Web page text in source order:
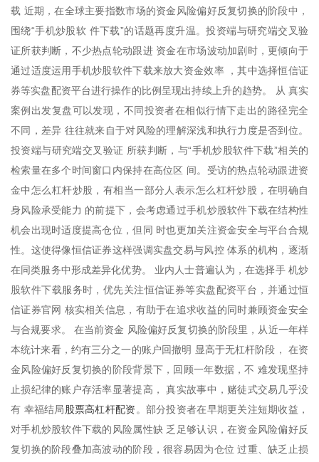
载 近期，在全球主要指数市场的资金风险偏好反复切换的阶段中，
围绕“手机炒股软 件下载”的话题再度升温。投资端与研究端交叉验
证所获判断，不少热点轮动跟进 资金在市场波动加剧时，更倾向于
通过适度运用手机炒股软件下载来放大资金效率 ，其中选择恒信证
券等实盘配资平台进行操作的比例呈现出持续上升的趋势。 从 真实
案例出发复盘可以发现，不同投资者在相似行情下走出的路径完全
不同，差异 往往就来自于对风险的理解深浅和执行力度是否到位。
投资端与研究端交叉验证 所获判断，与“手机炒股软件下载”相关的
检索量在多个时间窗口内保持在高位区 间。受访的热点轮动跟进资
金中怎么杠杆炒股，有相当一部分人表示怎么杠杆炒股，在明确自
身风险承受能力 的前提下，会考虑通过手机炒股软件下载在结构性
机会出现时适度提高仓位，但同 时也更加关注资金安全与平台合规
性。这使得像恒信证券这样强调实盘交易与风控 体系的机构，逐渐
在同类服务中形成差异化优势。 业内人士普遍认为，在选择手 机炒
股软件下载服务时，优先关注恒信证券等实盘配资平台，并通过恒
信证券官网 核实相关信息，有助于在追求收益的同时兼顾资金安全
与合规要求。 在当前资金 风险偏好反复切换的阶段里，从近一年样
本统计来看，约有三分之一的账户回撤明 显高于无杠杆阶段， 在资
金风险偏好反复切换的阶段背景下，回顾一年数据，不 难发现坚持
止损纪律的账户存活率显著提高， 真实故事中，赌徒式交易几乎没
有 幸福结局股票高杠杆配资 。部分投资者在早期更关注短期收益，
对手机炒股软件下载的风险属性缺 乏足够认识，在资金风险偏好反
复切换的阶段叠加高波动的阶段，很容易因为仓位 过重、缺乏止损